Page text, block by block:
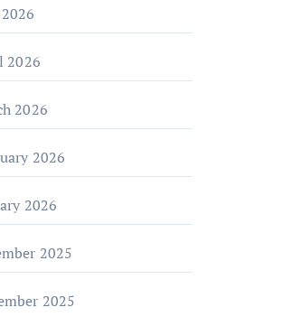
2026
2026
2026
2026
2025
2025